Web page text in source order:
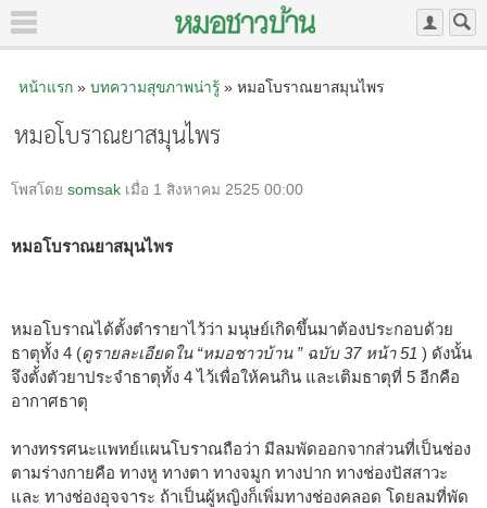
หน้าแรก» บทความสุขภาพน่ารู้» หมอโบราณยาสมุนไพร
หมอโบราณยาสมุนไพร
โพสโดย somsak เมื่อ 1 สิงหาคม 2525 00:00
หมอโบราณยาสมุนไพร
หมอโบราณได้ตั้งตำรายาไว้ว่า มนุษย์เกิดขึ้นมาต้องประกอบด้วย
ธาตุทั้ง 4 (ดูรายละเอียดใน “หมอชาวบ้าน ” ฉบับ 37 หน้า 51 ) ดังนั้น
จึงตั้งตัวยาประจำธาตุทั้ง 4 ไว้เพื่อให้คนกิน และเติมธาตุที่ 5 อีกคือ
อากาศธาตุ
ทางทรรศนะแพทย์แผนโบราณถือว่า มีลมพัดออกจากส่วนที่เป็นช่อง
ตามร่างกายคือ ทางหู ทางตา ทางจมูก ทางปาก ทางช่องปัสสาวะ
และ ทางช่องอุจจาระ ถ้าเป็นผู้หญิงก็เพิ่มทางช่องคลอด โดยลมที่พัด